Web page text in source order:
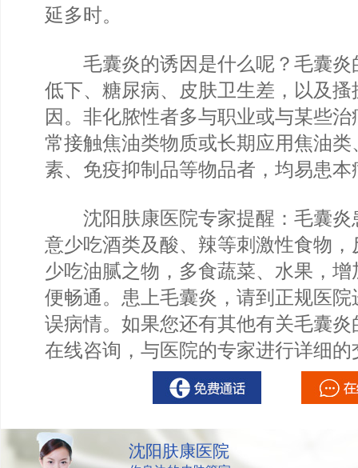
延多时。
毛囊炎的诱因是什么呢？毛囊炎
低下、糖尿病、皮肤卫生差，以及
因。非化脓性者多与职业或与某些
常接触焦油类物质或长期应用焦油
素、免疫抑制品等物品者，均易患本
沈阳肤康医院专家提醒：毛囊炎
意少吃酒类及酸、辣等刺激性食物
少吃油腻之物，多食蔬菜、水果，
便畅通。患上毛囊炎，请到正规医
误病情。如果您还有其他有关毛囊
在线咨询，与医院的专家进行详细的
沈阳肤康医院